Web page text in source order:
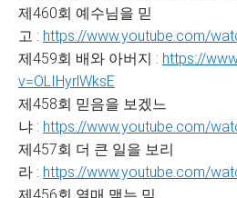
제460회 예수님을 믿
고 : https://www.youtube.com/
제459회 배와 아버지 : https://
v=OLIHyrlWksE
제458회 믿음을 보겠느
냐 : https://www.youtube.com/
제457회 더 큰 일을 보리
라 : https://www.youtube.com/